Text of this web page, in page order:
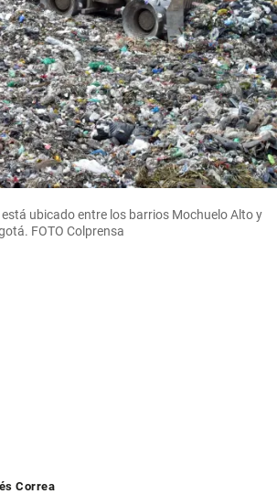
ubicado entre los barrios Mochuelo Alto y
FOTO Colprensa
Correa